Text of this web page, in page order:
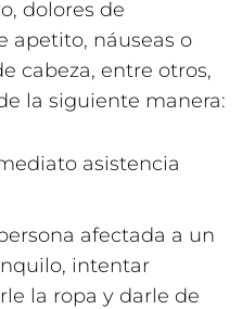
dolores de
apetito, náuseas o
cabeza, entre otros,
la siguiente manera:
asistencia
afectada a un
intentar
la ropa y darle de